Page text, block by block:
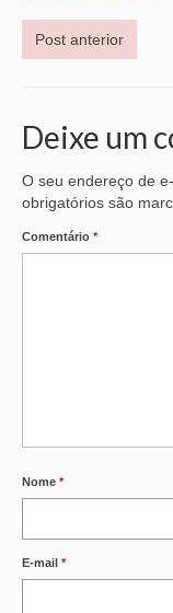
Post anterior
Deixe um
O seu endereço de
obrigatórios são
Comentário *
Nome *
E-mail *